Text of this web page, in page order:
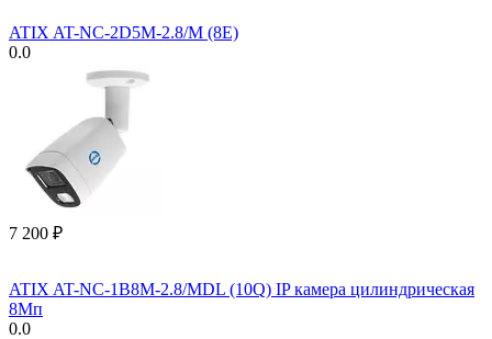
ATIX AT-NC-2D5M-2.8/M (8E)
0.0
7 200 ₽
ATIX AT-NC-1B8M-2.8/MDL (10Q) IP камера цилиндрическая
8Мп
0.0